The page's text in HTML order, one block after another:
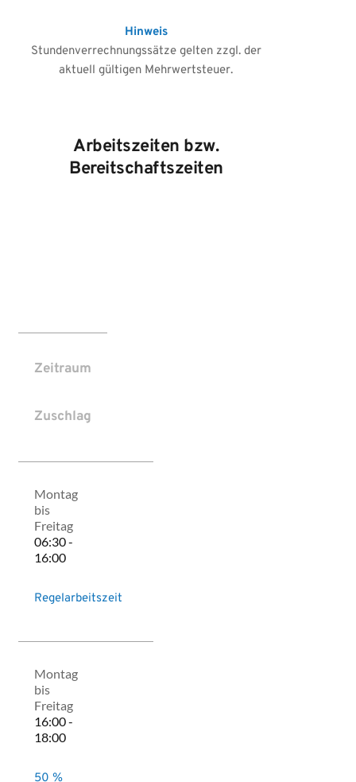
Hinweis
Stundenverrechnungssätze gelten zzgl. der
aktuell gültigen Mehrwertsteuer.
Arbeitszeiten bzw.
Bereitschaftszeiten
Zeitraum
Zuschlag
Montag
bis
Freitag
06:30 -
16:00
Regelarbeitszeit
Montag
bis
Freitag
16:00 -
18:00
50 %